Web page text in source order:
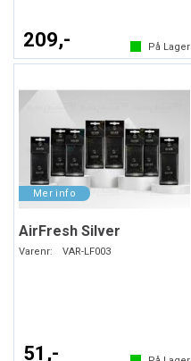
209,- På Lager
AirFresh Silver
Varenr: VAR-LF003
51,-